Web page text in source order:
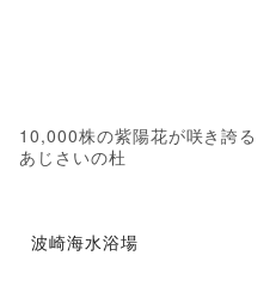
10,000株の紫陽花が咲き誇る
あじさいの杜
波崎海水浴場